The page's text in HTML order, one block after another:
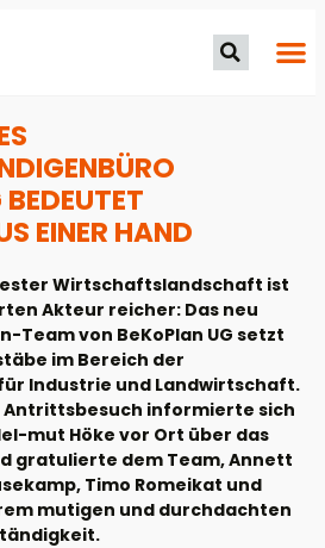
EINER HAND
Wirtschaftslandschaft ist
Akteur reicher: Das neu
Team von BeKoPlan UG setzt
im Bereich der
Industrie und Landwirtschaft.
Antrittsbesuch informierte sich
mut Höke vor Ort über das
gratulierte dem Team, Annett
Timo Romeikat und
mutigen und durchdachten